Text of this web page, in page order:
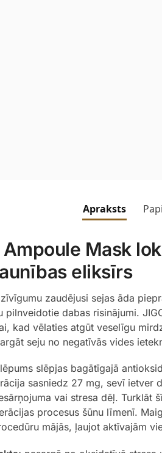
Apraksts
Ampoule Mask
eliksīrs
zaudējusi sejas āda
pilnveidotie dabas risinājumi.
kad vēlaties atgūt veselīgu
seju no negatīvās vides
slēpjas bagātīgajā
sasniedz 27 mg, sevī ietver
vai stresa dēļ. Turklāt
procesus šūnu līmenī.
mājās, ļaujot aktīvajām